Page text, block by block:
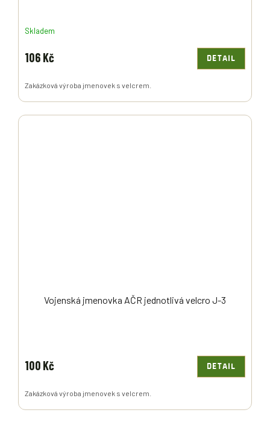
Skladem
106 Kč DETAIL
Zakázková výroba jmenovek s velcrem.
Vojenská jmenovka AČR jednotlivá velcro J-3
100 Kč DETAIL
Zakázková výroba jmenovek s velcrem.